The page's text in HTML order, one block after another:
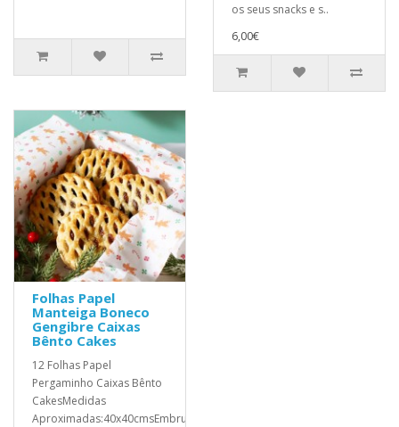
os seus snacks e s..
6,00€
Folhas Papel
Manteiga Boneco
Gengibre Caixas
Bênto Cakes
12 Folhas Papel
Pergaminho Caixas Bênto
CakesMedidas
Aproximadas:40x40cmsEmbrulhe